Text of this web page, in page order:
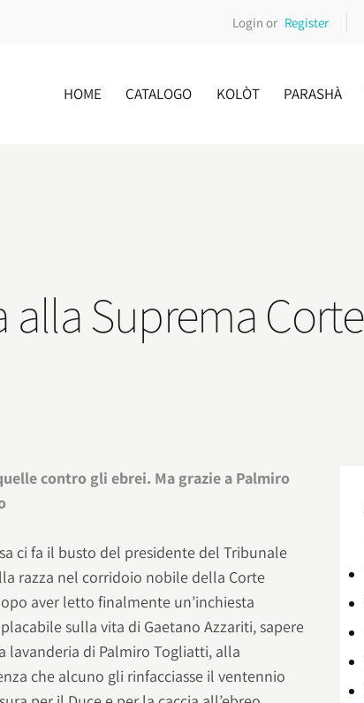
Login or Register
HOME CATALOGO KOLÒT PARASHÀ
alla Suprema Corte
contro gli ebrei. Ma grazie a Palmiro
ci fa il busto del presidente del Tribunale
razza nel corridoio nobile della Corte
aver letto finalmente un’inchiesta
sulla vita di Gaetano Azzariti, sapere
lavanderia di Palmiro Togliatti, alla
che alcuno gli rinfacciasse il ventennio